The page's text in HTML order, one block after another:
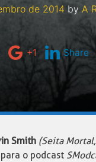
de 2014 by A
+1 Share
Smith (Seita
o podcast